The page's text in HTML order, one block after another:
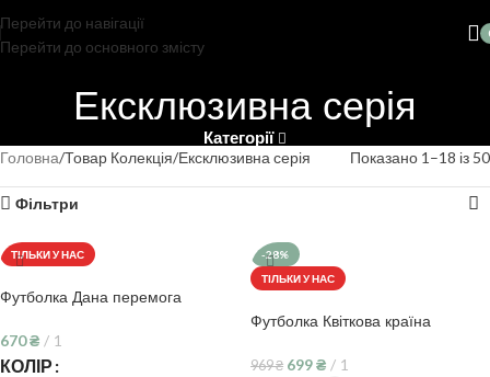
Перейти до навігації
Перейти до основного змісту
Ексклюзивна серія
Категорії
Головна Товар Колекція Ексклюзивна серія Показано 1–18 із 50
Фільтри
ТІЛЬКИ У НАС
Футболка Дана перемога
670₴ 1
КОЛІР
-28%
ТІЛЬКИ У НАС
Футболка Квіткова країна
969₴ 699₴ 1